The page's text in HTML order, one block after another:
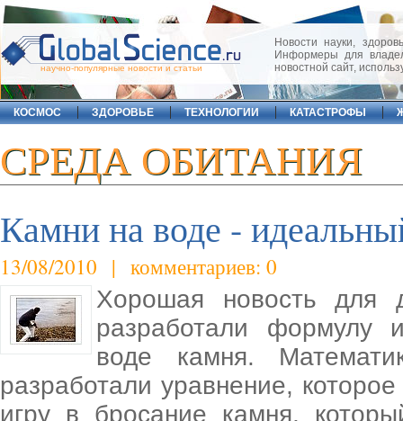
научно-популярные новости и статьи
Новости науки,
Информеры для
новостной сайт,
КОСМОС ЗДОРОВЬЕ ТЕХНОЛОГИИ КАТАСТРОФЫ
СРЕДА ОБИТАНИЯ
Камни на воде -
13/08/2010 | комментариев: 0
Хорошая новость для
разработали формулу
воде камня.
разработали уравнение,
игру в бросание камня,